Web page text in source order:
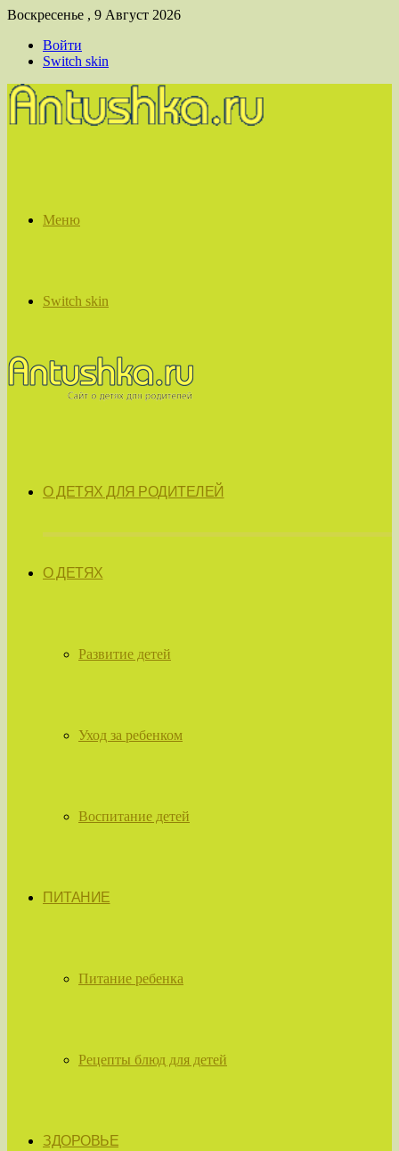
Воскресенье , 9 Август 2026
Войти
Switch skin
Меню
Switch skin
О ДЕТЯХ ДЛЯ РОДИТЕЛЕЙ
О ДЕТЯХ
Развитие детей
Уход за ребенком
Воспитание детей
ПИТАНИЕ
Питание ребенка
Рецепты блюд для детей
ЗДОРОВЬЕ